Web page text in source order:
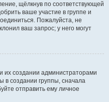
щёлкнув по соответствующей
ваше участие в группе и
Пожалуйста, не
ваш запрос; у него могут
их создании администраторами
в создании группы, сначала
отправить ему личное